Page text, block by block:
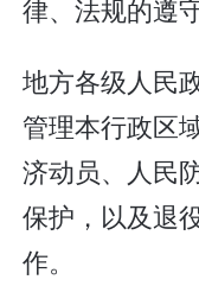
律、法规的遵
地方各级人民
管理本行政区
济动员、人民
保护，以及退
作。